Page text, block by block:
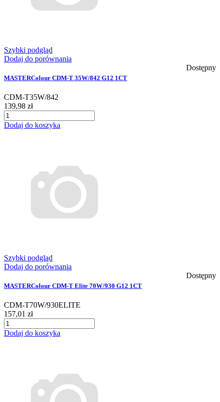
Szybki podgląd
Dodaj do porównania
Dostępny
MASTERColour CDM-T 35W/842 G12 1CT
CDM-T35W/842
139,98 zł
Dodaj do koszyka
Szybki podgląd
Dodaj do porównania
Dostępny
MASTERColour CDM-T Elite 70W/930 G12 1CT
CDM-T70W/930ELITE
157,01 zł
Dodaj do koszyka